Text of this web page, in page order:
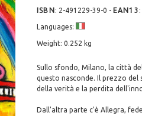
ISBN : 2-491229-39-0 - EAN13 :
Languages:
Weight: 0.252 kg
Sullo sfondo, Milano, la città
questo nasconde. Il prezzo del
della verità e la perdita
Dall'altra parte c'è Allegra,